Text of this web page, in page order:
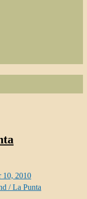
10, 2010
/ La Punta